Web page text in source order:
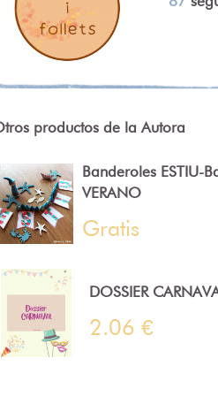
productos de la Autora
Banderoles ESTIU-
VERANO
Gratis
DOSSIER
2.06 €